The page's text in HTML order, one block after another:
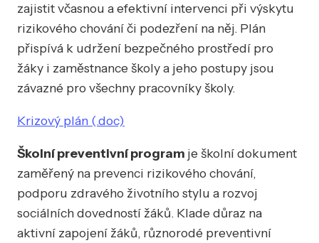
zajistit včasnou a efektivní intervenci při výskytu
rizikového chování či podezření na něj. Plán
přispívá k udržení bezpečného prostředí pro
žáky i zaměstnance školy a jeho postupy jsou
závazné pro všechny pracovníky školy.
Krizový plán (.doc)
Školní preventivní program je školní dokument
zaměřený na prevenci rizikového chování,
podporu zdravého životního stylu a rozvoj
sociálních dovedností žáků. Klade důraz na
aktivní zapojení žáků, různorodé preventivní